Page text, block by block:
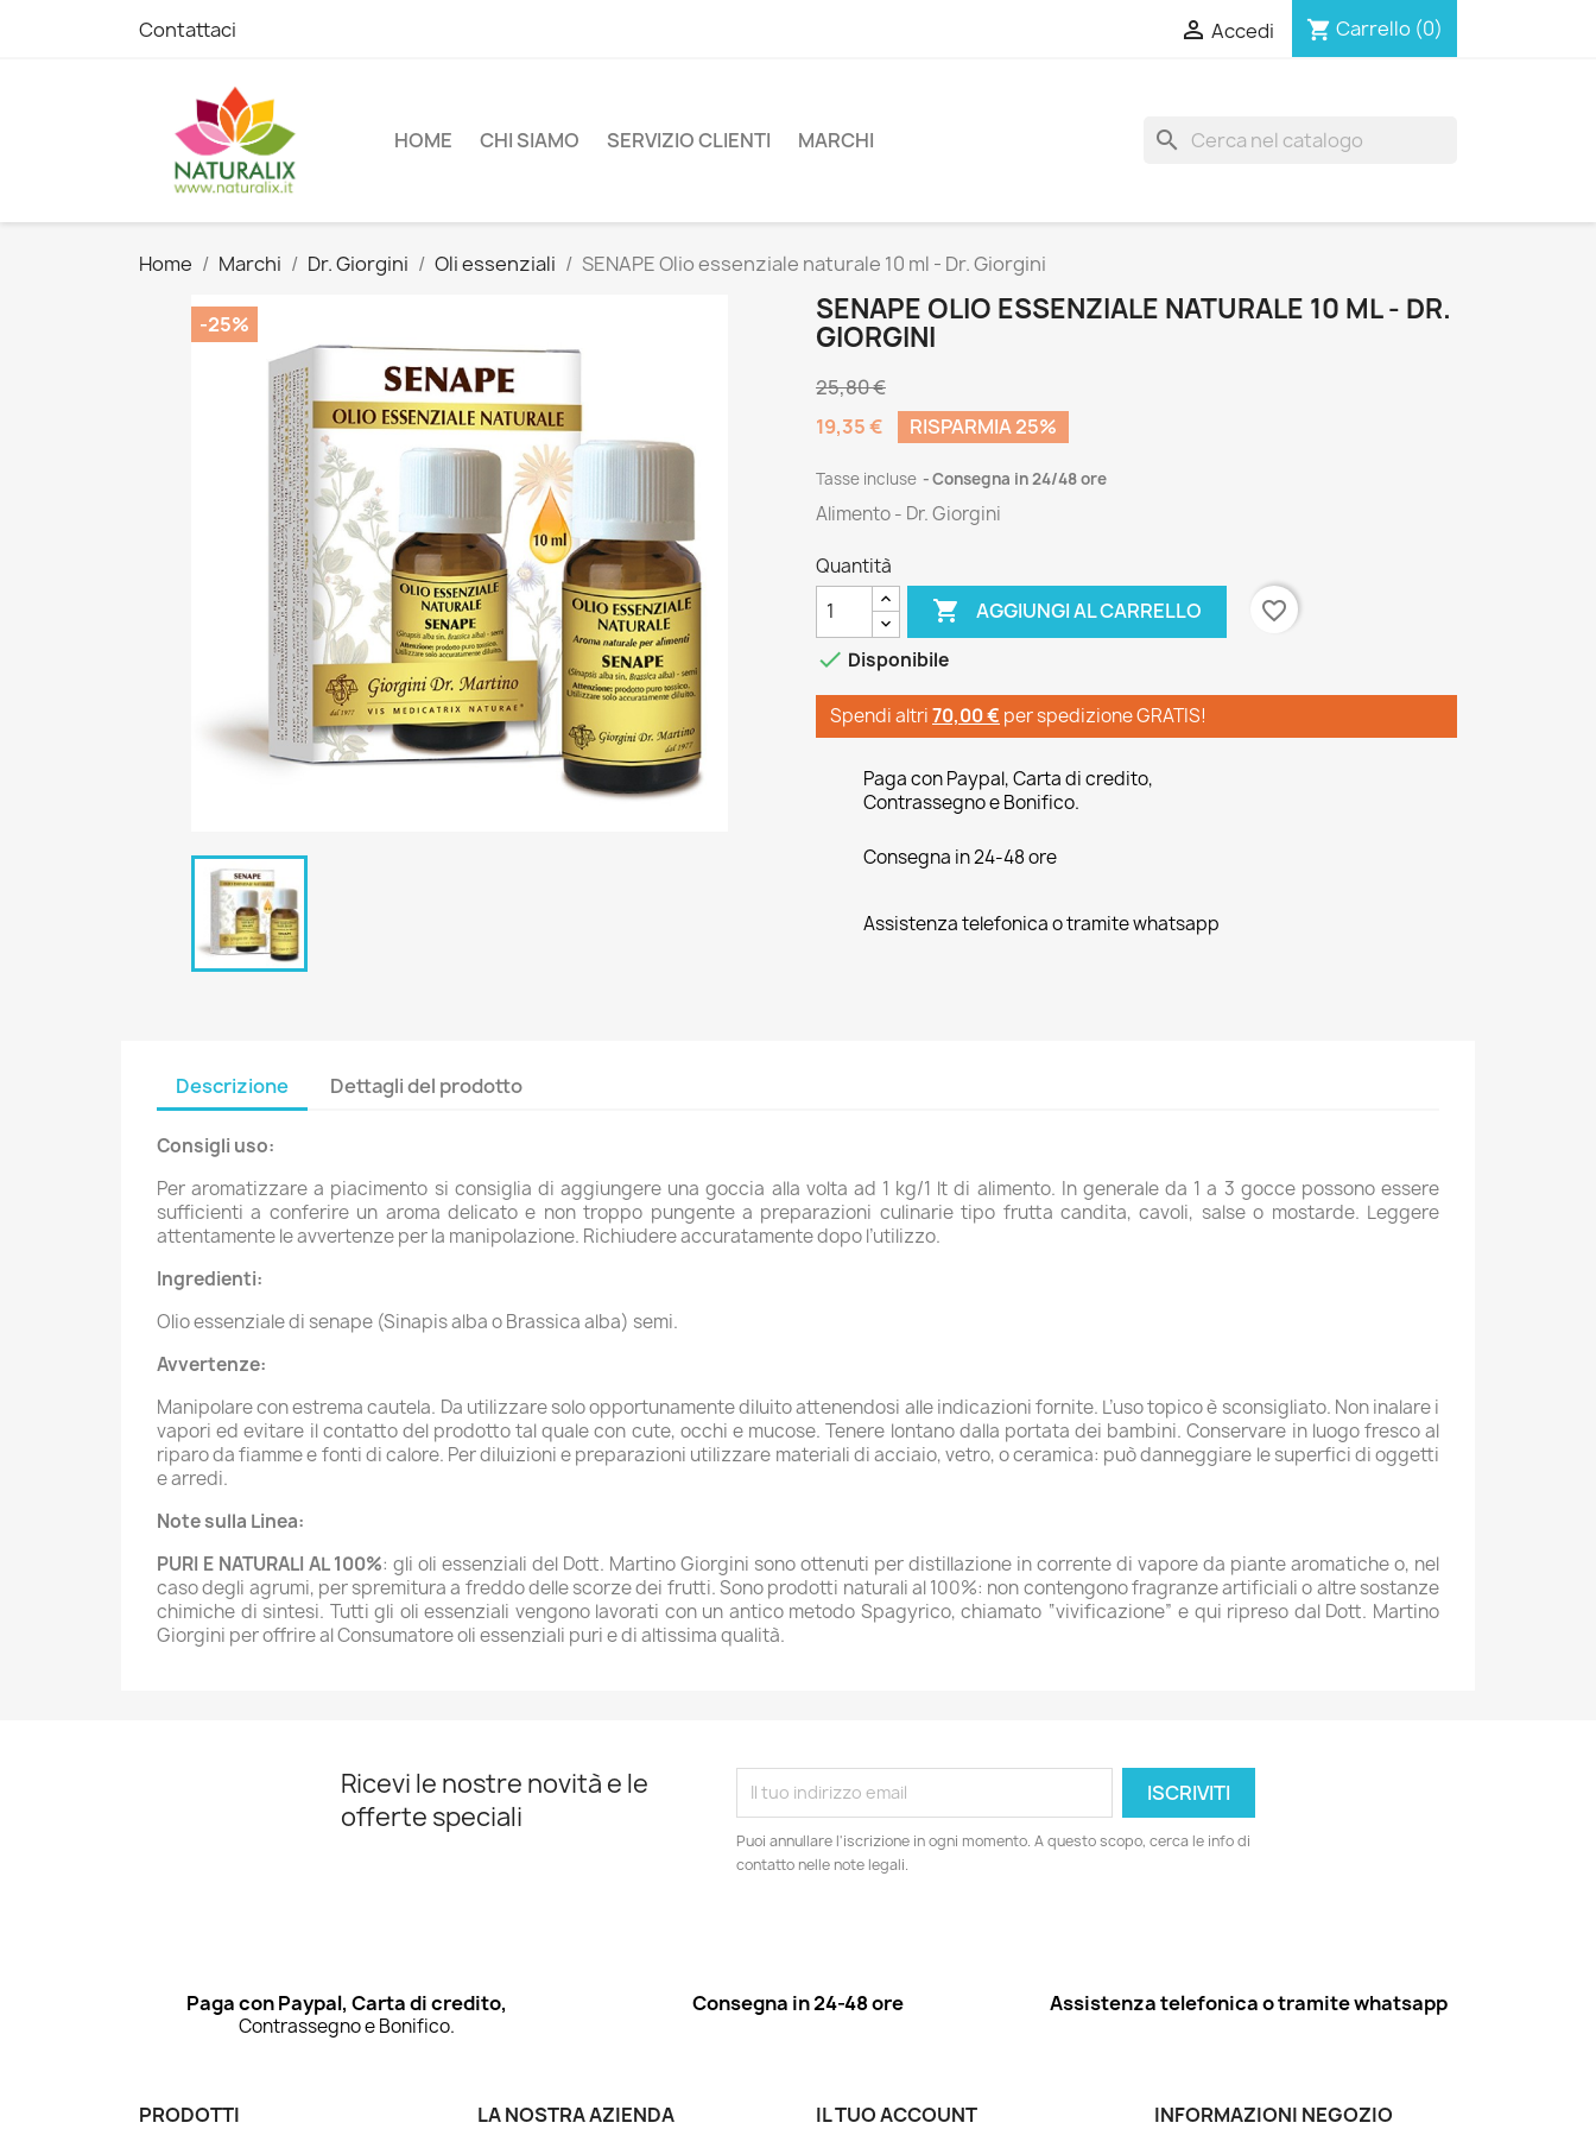
Contattaci  Accedi shopping_cart Carrello (0)
HOME CHI SIAMO SERVIZIO CLIENTI MARCHI search
Home Marchi Dr. Giorgini Oli essenziali SENAPE Olio essenziale naturale 10 ml - Dr. Giorgini
-25%
SENAPE OLIO ESSENZIALE NATURALE 10 ML - DR.
GIORGINI
25,80 €
19,35 €
RISPARMIA 25%
Tasse incluse Consegna in 24/48 ore
Alimento - Dr. Giorgini
Quantità
 AGGIUNGI AL CARRELLO
favorite_border
 Disponibile
Spendi altri70,00 € per spedizione GRATIS!
Paga con Paypal, Carta di credito,
Contrassegno e Bonifico.
Consegna in 24-48 ore
Assistenza telefonica o tramite whatsapp
Descrizione Dettagli del prodotto
Consigli uso:
Per aromatizzare a piacimento si consiglia di aggiungere una goccia alla volta ad 1 kg/1 lt di alimento. In generale da 1 a 3 gocce possono essere
sufficienti a conferire un aroma delicato e non troppo pungente a preparazioni culinarie tipo frutta candita, cavoli, salse o mostarde. Leggere
attentamente le avvertenze per la manipolazione. Richiudere accuratamente dopo l’utilizzo.
Ingredienti:
Olio essenziale di senape (Sinapis alba o Brassica alba) semi.
Avvertenze:
Manipolare con estrema cautela. Da utilizzare solo opportunamente diluito attenendosi alle indicazioni fornite. L’uso topico è sconsigliato. Non inalare i
vapori ed evitare il contatto del prodotto tal quale con cute, occhi e mucose. Tenere lontano dalla portata dei bambini. Conservare in luogo fresco al
riparo da fiamme e fonti di calore. Per diluizioni e preparazioni utilizzare materiali di acciaio, vetro, o ceramica: può danneggiare le superfici di oggetti
e arredi.
Note sulla Linea:
PURI E NATURALI AL 100%: gli oli essenziali del Dott. Martino Giorgini sono ottenuti per distillazione in corrente di vapore da piante aromatiche o, nel
caso degli agrumi, per spremitura a freddo delle scorze dei frutti. Sono prodotti naturali al 100%: non contengono fragranze artificiali o altre sostanze
chimiche di sintesi. Tutti gli oli essenziali vengono lavorati con un antico metodo Spagyrico, chiamato “vivificazione” e qui ripreso dal Dott. Martino
Giorgini per offrire al Consumatore oli essenziali puri e di altissima qualità.
Ricevi le nostre novità e le
offerte speciali
Puoi annullare l'iscrizione in ogni momento. A questo scopo, cerca le info di
contatto nelle note legali.
Paga con Paypal, Carta di credito,
Contrassegno e Bonifico.
Consegna in 24-48 ore Assistenza telefonica o tramite whatsapp
PRODOTTI LA NOSTRA AZIENDA IL TUO ACCOUNT INFORMAZIONI NEGOZIO